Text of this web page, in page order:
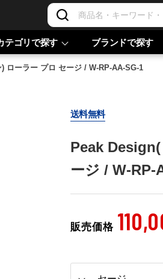
テゴリで探す ブランドで探す
ローラー プロ セージ / W-RP-AA-SG-1
送料無料
Peak
ージ / W-RP-
販売価格